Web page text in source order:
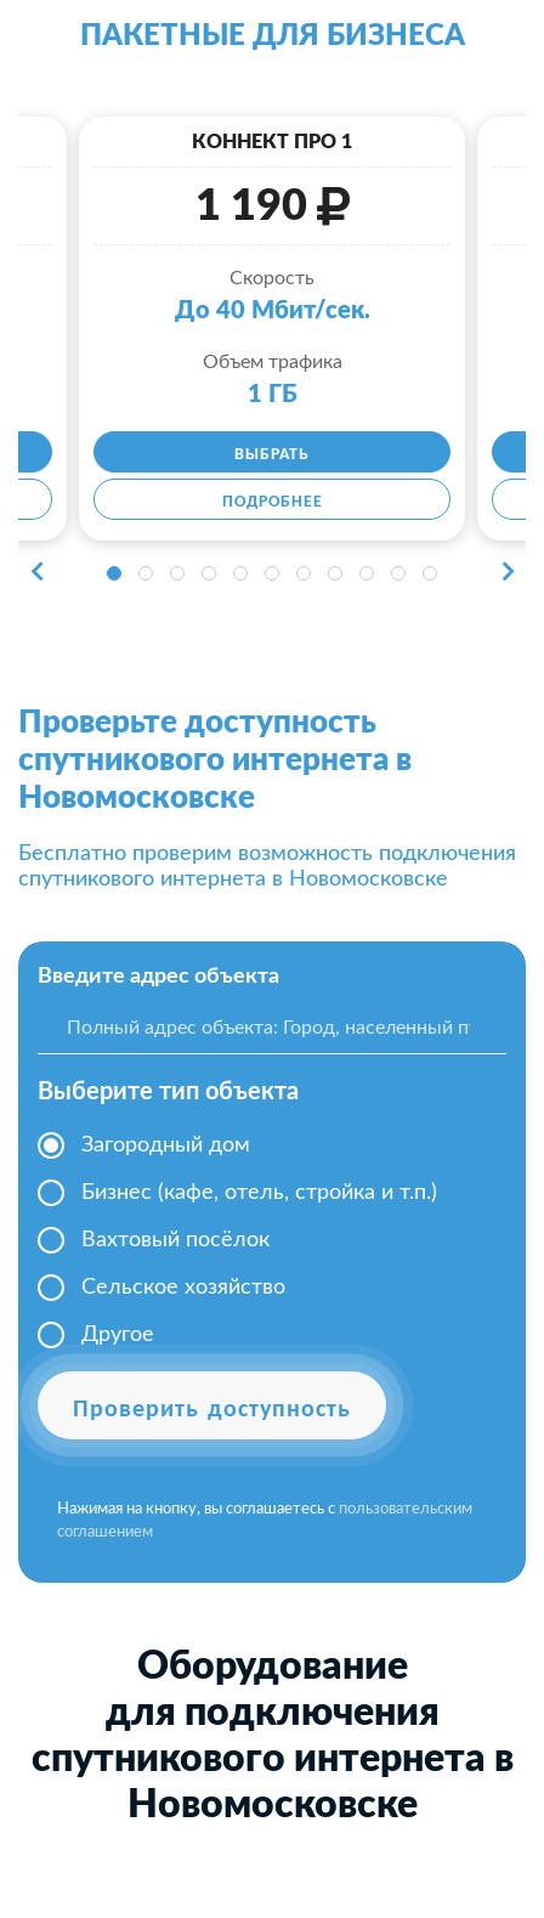
ПАКЕТНЫЕ ДЛЯ БИЗНЕСА
КОННЕКТ ПРО 1
1 190
Скорость
До 40 Мбит/сек.
Объем трафика
1 ГБ
ВЫБРАТЬ
ПОДРОБНЕЕ
Проверьте доступность
спутникового интернета в
Новомосковске
Бесплатно проверим возможность подключения
спутникового интернета в Новомосковске
Введите адрес объекта
Выберите тип объекта
Загородный дом
Бизнес (кафе, отель, стройка и т.п.)
Вахтовый посёлок
Сельское хозяйство
Другое
Проверить доступность
Нажимая на кнопку, вы соглашаетесь с пользовательским
соглашением
Оборудование
для подключения
спутникового интернета в
Новомосковске